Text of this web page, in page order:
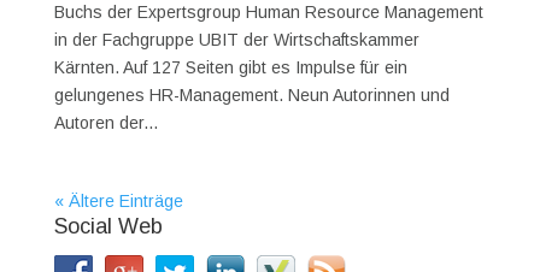
Buchs der Expertsgroup Human Resource Management
in der Fachgruppe UBIT der Wirtschaftskammer
Kärnten. Auf 127 Seiten gibt es Impulse für ein
gelungenes HR-Management. Neun Autorinnen und
Autoren der...
« Ältere Einträge
Social Web